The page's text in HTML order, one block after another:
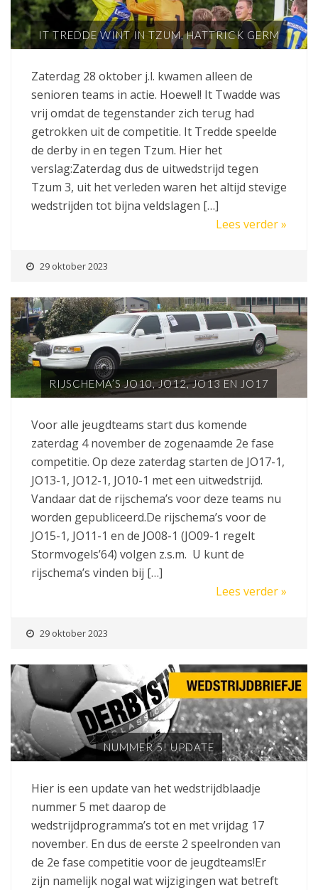
IT TREDDE WINT IN TZUM, HATTRICK GERM
Zaterdag 28 oktober j.l. kwamen alleen de
senioren teams in actie. Hoewel! It Twadde was
vrij omdat de tegenstander zich terug had
getrokken uit de competitie. It Tredde speelde
de derby in en tegen Tzum. Hier het
verslag:Zaterdag dus de uitwedstrijd tegen
Tzum 3, uit het verleden waren het altijd stevige
wedstrijden tot bijna veldslagen […]
Lees verder »
29 oktober 2023
RIJSCHEMA’S JO10, JO12, JO13 EN JO17
Voor alle jeugdteams start dus komende
zaterdag 4 november de zogenaamde 2e fase
competitie. Op deze zaterdag starten de JO17-1,
JO13-1, JO12-1, JO10-1 met een uitwedstrijd.
Vandaar dat de rijschema’s voor deze teams nu
worden gepubliceerd.De rijschema’s voor de
JO15-1, JO11-1 en de JO08-1 (JO09-1 regelt
Stormvogels’64) volgen z.s.m. U kunt de
rijschema’s vinden bij […]
Lees verder »
29 oktober 2023
NUMMER 5! UPDATE
Hier is een update van het wedstrijdblaadje
nummer 5 met daarop de
wedstrijdprogramma’s tot en met vrijdag 17
november. En dus de eerste 2 speelronden van
de 2e fase competitie voor de jeugdteams!Er
zijn namelijk nogal wat wijzigingen wat betreft